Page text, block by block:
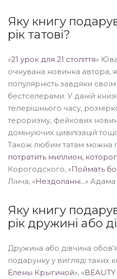
Яку книгу
рік татові?
«21 урок для 21 століття»
очікувана новинка автора,
популярність завдяки
бестселерами. У даній
теперішнього часу,
тероризму, фейкових
домінуючих цивілізацій
Також любим татам можна
потратить миллион,
Корогодского, «Поймать
Лінча, «Нездоланні...» Адама
Яку книгу
рік дружині або
Дружина або дівчина
подарунку у вигляді таких
Елены Крыгиной», «